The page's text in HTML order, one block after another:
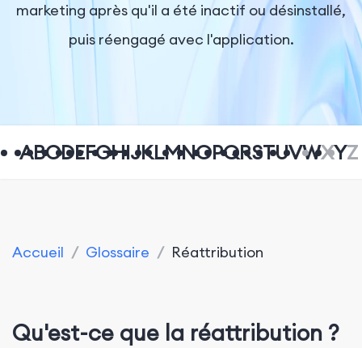
Entreprise
marketing après qu'il a été inactif ou désinstallé,
puis réengagé avec l'application.
ABCDEFGHIJKLMNOPQRSTUVWXYZ
Accueil / Glossaire / Réattribution
Qu'est-ce que la réattribution ?